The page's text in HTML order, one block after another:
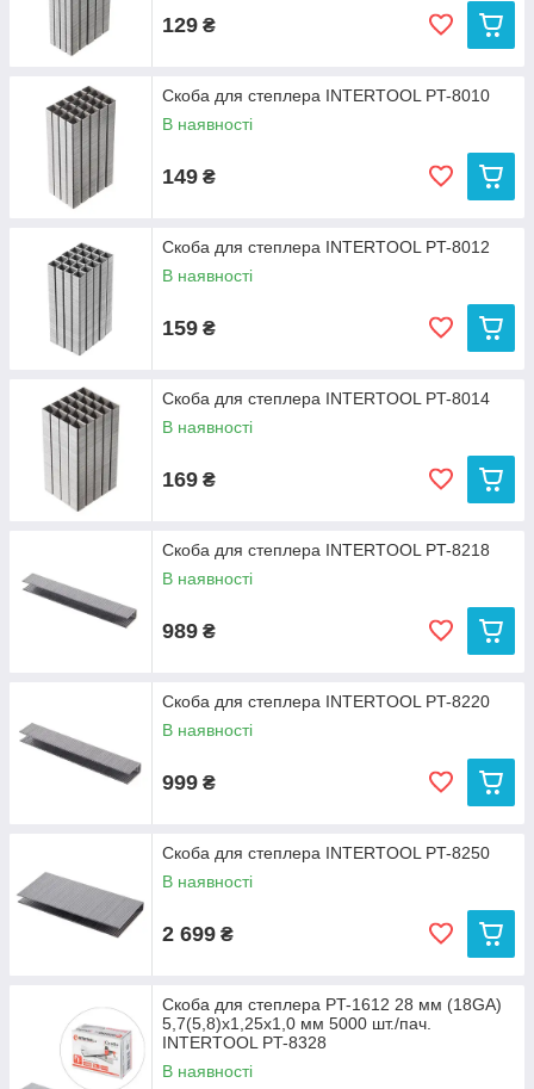
129 ₴
Скоба для степлера INTERTOOL PT-8010
В наявності
149 ₴
Скоба для степлера INTERTOOL PT-8012
В наявності
159 ₴
Скоба для степлера INTERTOOL PT-8014
В наявності
169 ₴
Скоба для степлера INTERTOOL PT-8218
В наявності
989 ₴
Скоба для степлера INTERTOOL PT-8220
В наявності
999 ₴
Скоба для степлера INTERTOOL PT-8250
В наявності
2 699 ₴
Скоба для степлера PT-1612 28 мм (18GA)
5,7(5,8)x1,25x1,0 мм 5000 шт./пач.
INTERTOOL PT-8328
В наявності